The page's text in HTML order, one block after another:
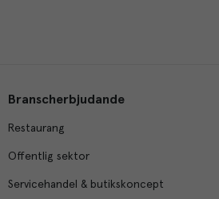
Branscherbjudande
Restaurang
Offentlig sektor
Servicehandel & butikskoncept